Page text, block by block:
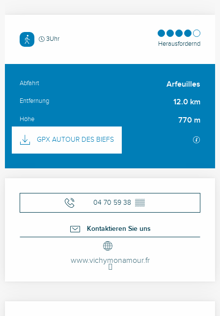
3Uhr
Herausfordernd
Praktische Informationen
Abfahrt Arfeuilles
Entfernung 12.0 km
Höhe 770 m
Dokumentation
GPX AUTOUR DES BIEFS Mit
Öffnungszeiten & Kontaktdaten
04 70 59 38 ▒▒
Kontaktieren Sie uns
www.vichymonamour.fr